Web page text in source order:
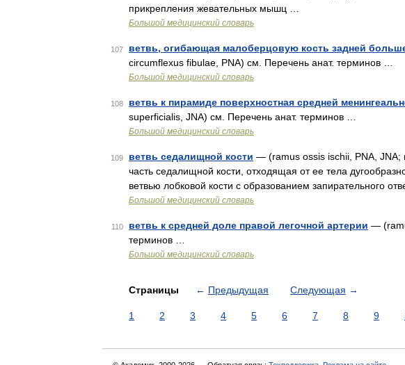
прикрепления жевательных мышц …
Большой медицинский словарь
107 ветвь, огибающая малоберцовую кость задней
circumflexus fibulae, PNA) см. Перечень анат. терминов …
Большой медицинский словарь
108 ветвь к пирамиде поверхностная средней
superficialis, JNA) см. Перечень анат. терминов …
Большой медицинский словарь
109 ветвь седалищной кости — (ramus ossis ischii, PNA, JNA;
часть седалищной кости, отходящая от ее тела
ветвью лобковой кости с образованием запирательного
Большой медицинский словарь
110 ветвь к средней доле правой легочной артерии —
терминов …
Большой медицинский словарь
Страницы ← Предыдущая Следующая →
1 2 3 4 5 6 7 8 9